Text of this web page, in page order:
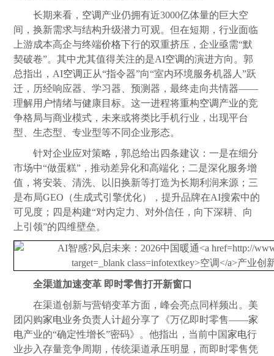
长期来看， 空调产业仍拥有近3000亿体量的巨大空
间，换新需求与结构升级潜力可观。但在短期，行业面临
上游成本高企与终端价格下行的双重挤压，企业亟需“默
契破卷”。其中尤其值得关注的是AI空调的演进方向。郭
总指出，AI空调正从“指令器”向“室内环境服务机器人”跃
迁，历经响应器、学习器、预测器，最终走向共情器――
理解用户情绪与健康目标。这一进程将重构空调产业的竞
争格局与商业模式，未来或将类比手机行业，出现平台
型、生态型、专业型等不同企业形态。
针对企业应对策略，郭总给出四条建议：一是在细分
市场中“做蛋糕”，推动差异化和高端化；二是深化服务增
值，将安装、清洗、以旧换新等打造为长期利润来源；三
是布局GEO（生成式引擎优化），提升品牌在AI搜索中的
可见度；四是构建“对内定力、对外信任，向下深耕、向
上引领”的四维壁垒。
全渠道加速变革 即时零售打开新窗口
在渠道创新与营销变革方面，峰会亮点同样频出。美
团闪购家电业务负责人计超分享了《万亿即时零售――家
电产业的“确定性增长”密码》。他指出，当前中国 家电行
业步入存量竞争周期，传统渠道承压明显，而即时零售凭